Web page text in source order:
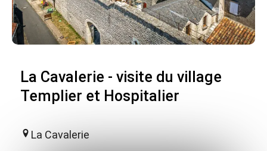
La Cavalerie - visite du village
Templier et Hospitalier
La Cavalerie